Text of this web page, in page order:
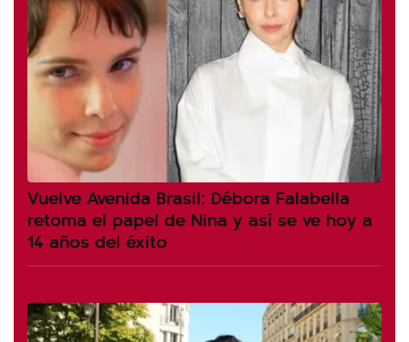
Vuelve Avenida Brasil: Débora Falabella
retoma el papel de Nina y así se ve hoy a
14 años del éxito